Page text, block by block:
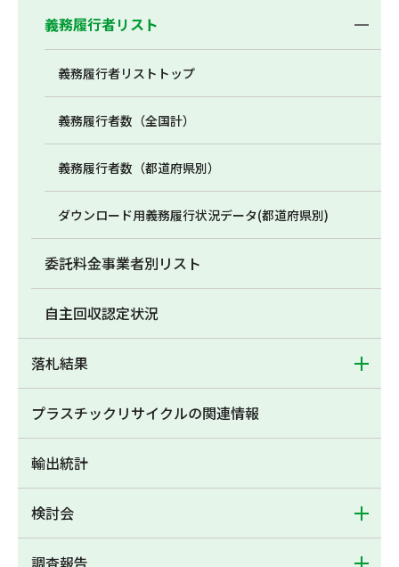
義務履行者リスト
義務履行者リストトップ
義務履行者数（全国計）
義務履行者数（都道府県別）
ダウンロード用義務履行状況データ(都道府県別)
委託料金事業者別リスト
自主回収認定状況
落札結果
プラスチックリサイクルの関連情報
輸出統計
検討会
調査報告